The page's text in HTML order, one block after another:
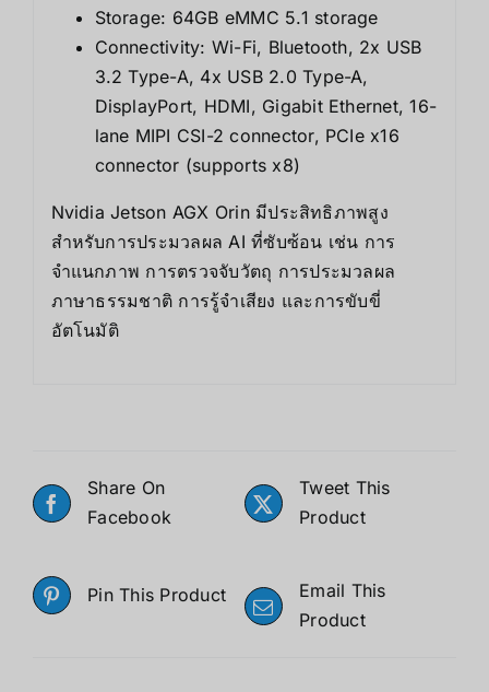
Storage: 64GB eMMC 5.1 storage
Connectivity: Wi-Fi, Bluetooth, 2x USB
3.2 Type-A, 4x USB 2.0 Type-A,
DisplayPort, HDMI, Gigabit Ethernet, 16-
lane MIPI CSI-2 connector, PCIe x16
connector (supports x8)
Nvidia Jetson AGX Orin มีประสิทธิภาพสูง
สำหรับการประมวลผล AI ที่ซับซ้อน เช่น การ
จำแนกภาพ การตรวจจับวัตถุ การประมวลผล
ภาษาธรรมชาติ การรู้จำเสียง และการขับขี่
อัตโนมัติ
Share On
Facebook
Tweet This
Product
Pin This Product
Email This
Product